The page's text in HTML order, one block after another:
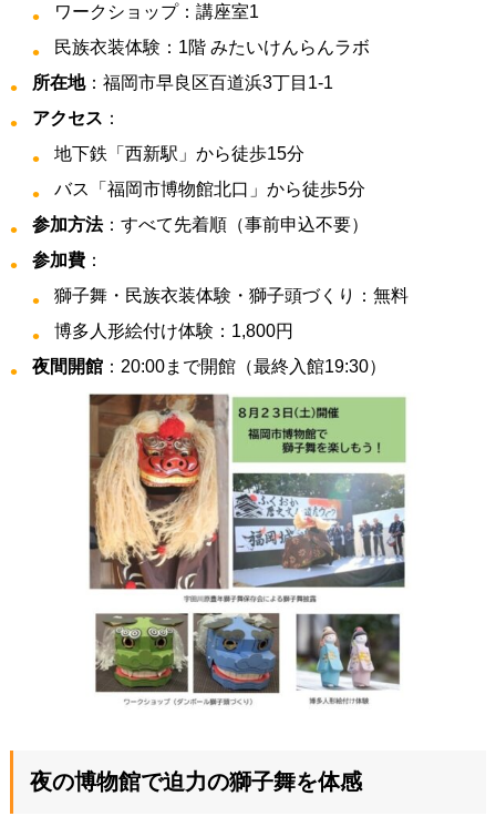
ワークショップ：講座室1
民族衣装体験：1階 みたいけんらんラボ
所在地：福岡市早良区百道浜3丁目1-1
アクセス ：
地下鉄「西新駅」から徒歩15分
バス「福岡市博物館北口」から徒歩5分
参加方法：すべて先着順（事前申込不要）
参加費：
獅子舞・民族衣装体験・獅子頭づくり：無料
博多人形絵付け体験：1,800円
夜間開館：20:00まで開館（最終入館19:30）
夜の博物館で迫力の獅子舞を体感